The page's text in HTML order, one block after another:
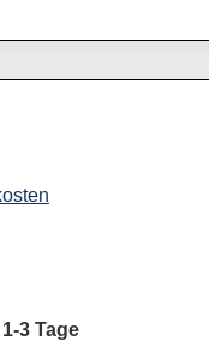
3 Tage